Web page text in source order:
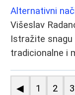
Alternativni
Višeslav
Istražite
tradicionalne i
◀ 1 2 3